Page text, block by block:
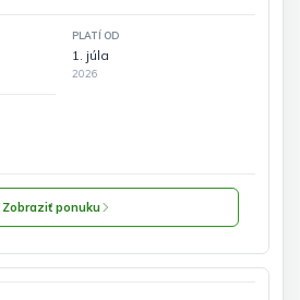
PLATÍ OD
1. júla
2026
Zobraziť ponuku